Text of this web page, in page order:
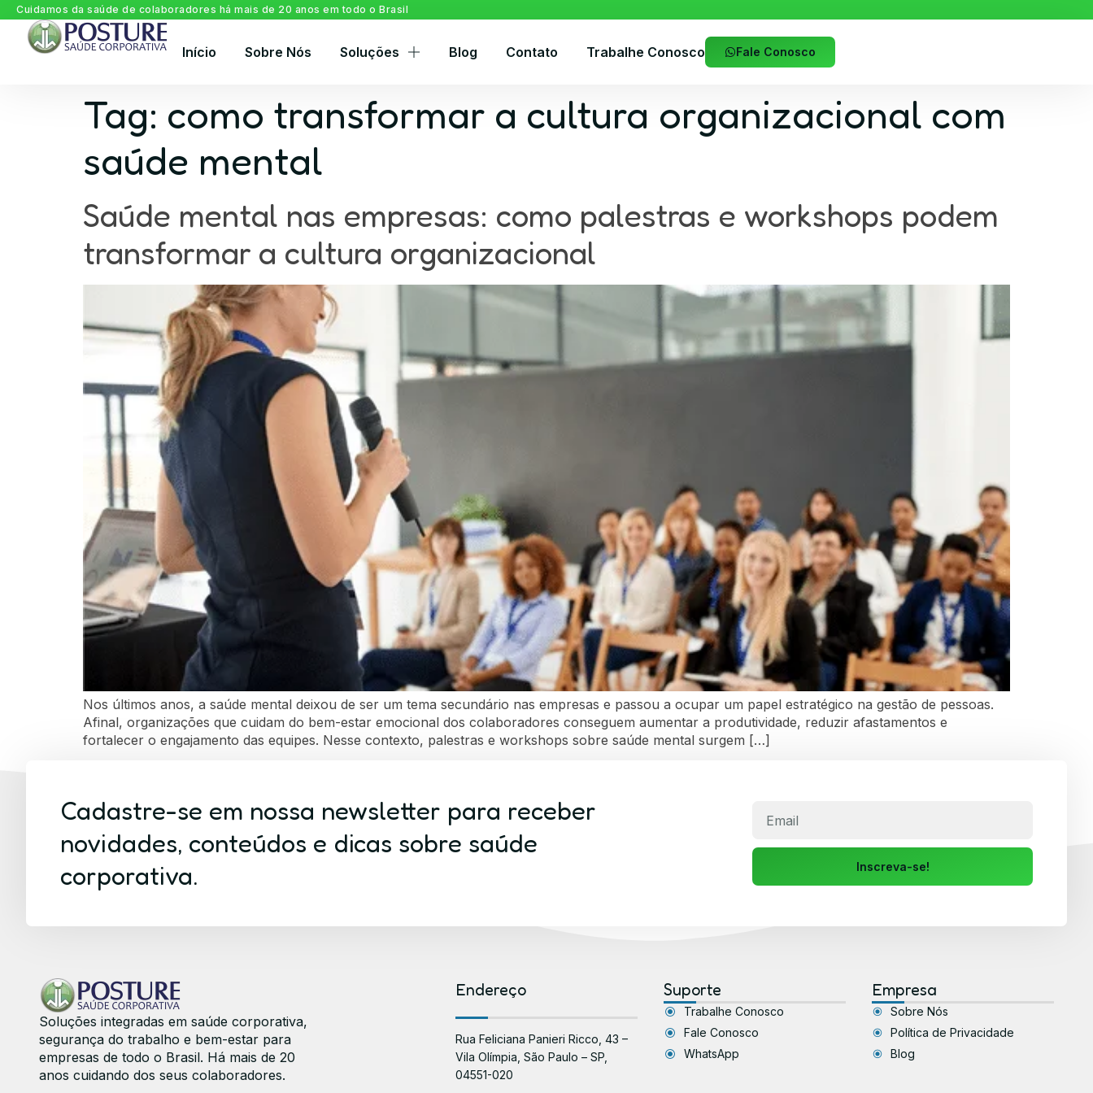
Cuidamos da saúde de colaboradores há mais de 20 anos em todo o Brasil
Início Sobre Nós Soluções Blog Contato Trabalhe Conosco Fale Conosco
Tag: como transformar a cultura organizacional com
saúde mental
Saúde mental nas empresas: como palestras e workshops podem
transformar a cultura organizacional
Nos últimos anos, a saúde mental deixou de ser um tema secundário nas empresas e passou a ocupar um papel estratégico na gestão de pessoas.
Afinal, organizações que cuidam do bem-estar emocional dos colaboradores conseguem aumentar a produtividade, reduzir afastamentos e
fortalecer o engajamento das equipes. Nesse contexto, palestras e workshops sobre saúde mental surgem […]
Cadastre-se em nossa newsletter para receber
novidades, conteúdos e dicas sobre saúde
corporativa.
Inscreva-se!
Soluções integradas em saúde corporativa,
segurança do trabalho e bem-estar para
empresas de todo o Brasil. Há mais de 20
anos cuidando dos seus colaboradores.
Endereço
Rua Feliciana Panieri Ricco, 43 –
Vila Olímpia, São Paulo – SP,
04551-020
Suporte
Trabalhe Conosco
Fale Conosco
WhatsApp
Empresa
Sobre Nós
Política de Privacidade
Blog